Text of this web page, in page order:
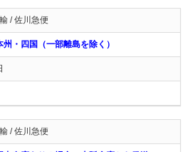
/ 佐川急便
・四国（一部離島を除く）
/ 佐川急便